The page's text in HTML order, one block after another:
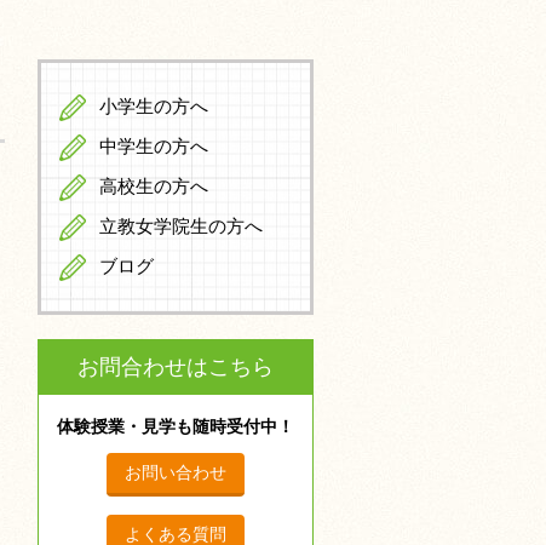
小学生の方へ
中学生の方へ
高校生の方へ
立教女学院生の方へ
ブログ
お問合わせはこちら
体験授業・見学も随時受付中！
お問い合わせ
よくある質問